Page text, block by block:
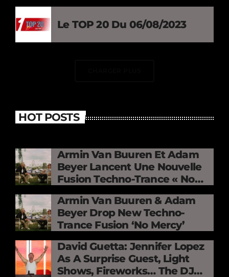
Le TOP 20 Du 06/08/2023
HOT POSTS
Armin Van Buuren Et Adam
Beyer Lancent Une Nouvelle
Fusion Techno-Trance « No
Mercy »
Armin Van Buuren & Adam
Beyer Drop New Techno-
Trance Fusion ‘No Mercy’
David Guetta: Jennifer Lopez
As A Surprise Guest, Light
Shows, Fireworks… The DJ